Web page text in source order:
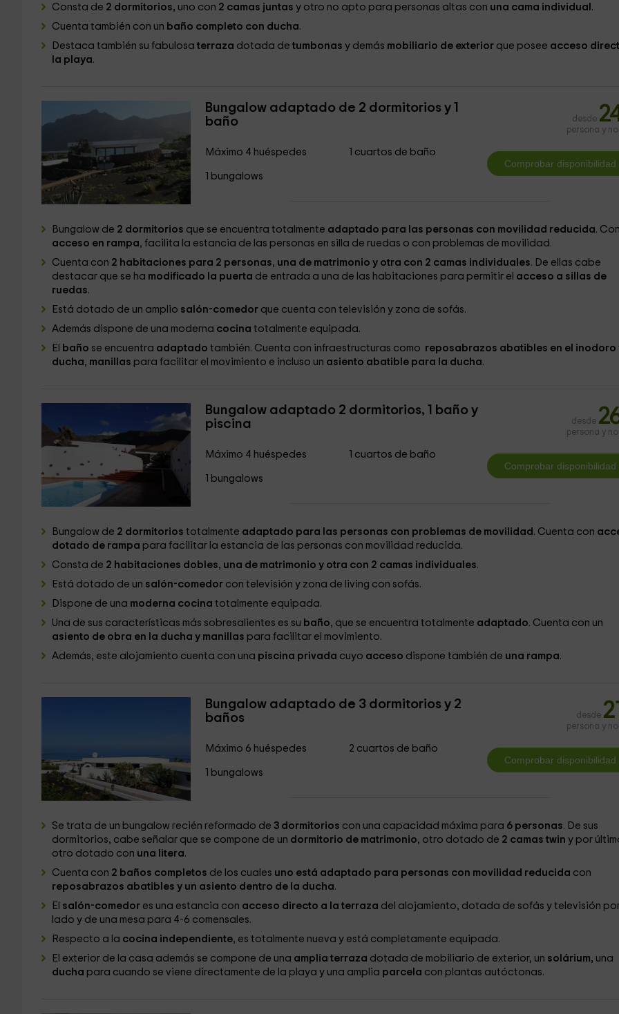
Consta de 2 dormitorios, uno con 2 camas juntas y otro no apto para personas altas con una cama individual .
Cuenta también con un baño completo con ducha.
Destaca también su fabulosa terraza dotada de tumbonas y demás mobiliario de exteriorque posee acceso
la playa.
Bungalow adaptado de 2 dormitorios y 1
baño
Máximo 4 huéspedes
1 bungalows
1 cuartos de baño
desde
persona y
Bungalow de 2 dormitorios que se encuentra totalmente adaptado para las personas con movilidad reducida. Con
acceso en rampa, facilita la estancia de las personas en silla de ruedas o con problemas de movilidad.
Cuenta con 2 habitaciones para 2 personas, una de matrimonio y otra con 2 camas individuales. De ellas cabe
destacar que se ha modificado la puerta de entrada a una de las habitaciones para permitir el acceso a sillas de
ruedas.
Está dotado de un amplio salón-comedor que cuenta con televisión y zona de sofás.
Además dispone de una moderna cocina totalmente equipada.
El baño se encuentra adaptado también. Cuenta con infraestructuras como reposabrazos abatibles en el inodoro
ducha, manillas para facilitar el movimiento e incluso un asiento abatible para la ducha.
Bungalow adaptado 2 dormitorios, 1 baño y
piscina
Máximo 4 huéspedes
1 bungalows
1 cuartos de baño
desde
persona y
Bungalow de 2 dormitorios totalmente adaptado para las personas con problemas de movilidad . Cuenta con
dotado de rampa para facilitar la estancia de las personas con movilidad reducida.
Consta de 2 habitaciones dobles, una de matrimonio y otra con 2 camas individuales.
Está dotado de un salón-comedor con televisión y zona de living con sofás.
Dispone de una moderna cocina totalmente equipada.
Una de sus características más sobresalientes es su baño, que se encuentra totalmente adaptado. Cuenta con un
asiento de obra en la ducha y manillas para facilitar el movimiento.
Además, este alojamiento cuenta con una piscina privada cuyo acceso dispone también de una rampa.
Bungalow adaptado de 3 dormitorios y 2
baños
Máximo 6 huéspedes
1 bungalows
2 cuartos de baño
desde 21
persona y
Se trata de un bungalow recién reformado de 3 dormitorios con una capacidad máxima para 6 personas. De sus
dormitorios, cabe señalar que se compone de un dormitorio de matrimonio, otro dotado de 2 camas twin y por
otro dotado con una litera.
Cuenta con 2 baños completos de los cuales uno está adaptado para personas con movilidad reducida con
reposabrazos abatibles y un asiento dentro de la ducha.
El salón-comedor es una estancia con acceso directo a la terraza del alojamiento, dotada de sofás y televisión
lado y de una mesa para 4-6 comensales.
Respecto a la cocina independiente, es totalmente nueva y está completamente equipada.
El exterior de la casa además se compone de una amplia terraza dotada de mobiliario de exterior, un solárium, una
ducha para cuando se viene directamente de la playa y una amplia parcela con plantas autóctonas.